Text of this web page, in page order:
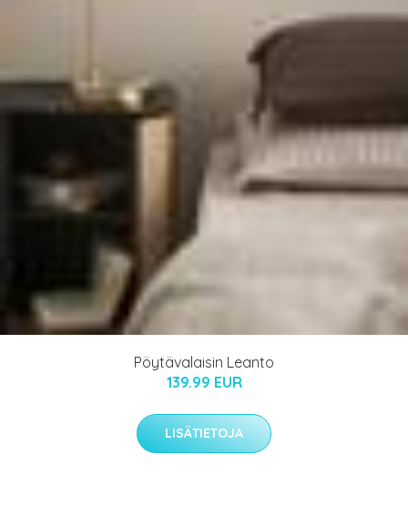
Pöytävalaisin Leanto
139.99 EUR
LISÄTIETOJA